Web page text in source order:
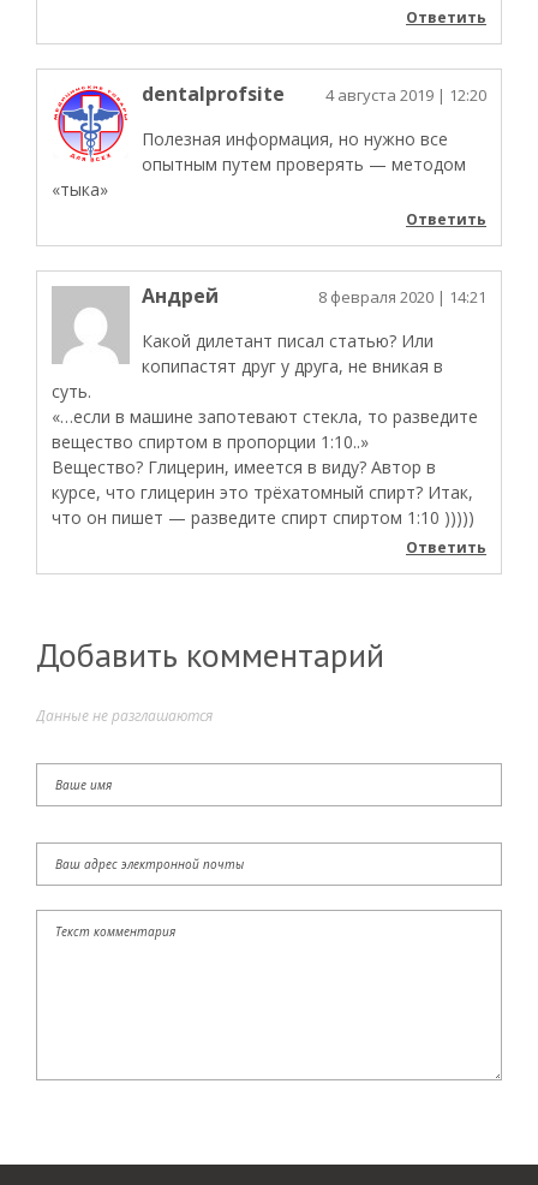
Ответить
dentalprofsite 4 августа 2019 | 12:20
Полезная информация, но нужно все
опытным путем проверять — методом
«тыка»
Ответить
Андрей 8 февраля 2020 | 14:21
Какой дилетант писал статью? Или
копипастят друг у друга, не вникая в
суть.
«…если в машине запотевают стекла, то разведите
вещество спиртом в пропорции 1:10..»
Вещество? Глицерин, имеется в виду? Автор в
курсе, что глицерин это трёхатомный спирт? Итак,
что он пишет — разведите спирт спиртом 1:10 )))))
Ответить
Добавить комментарий
Данные не разглашаются